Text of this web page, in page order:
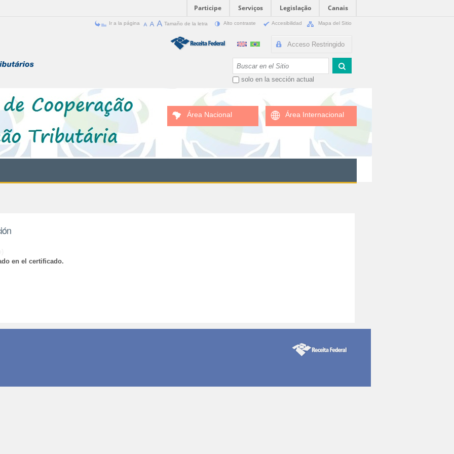
Participe Serviços Legislação
Canais
Ir a la página Tamaño de la letra Alto contraste Accesibilidad Mapa del Sitio
Acceso Restringido
solo en la sección actual
Área Nacional Área Internacional
en el certificado.